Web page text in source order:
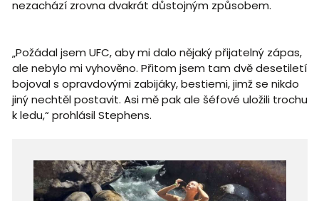
nezachází zrovna dvakrát důstojným způsobem.
„Požádal jsem UFC, aby mi dalo nějaký přijatelný zápas,
ale nebylo mi vyhověno. Přitom jsem tam dvě desetiletí
bojoval s opravdovými zabijáky, bestiemi, jimž se nikdo
jiný nechtěl postavit. Asi mě pak ale šéfové uložili trochu
k ledu,“ prohlásil Stephens.